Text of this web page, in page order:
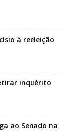
à reeleição
inquérito
ao Senado na